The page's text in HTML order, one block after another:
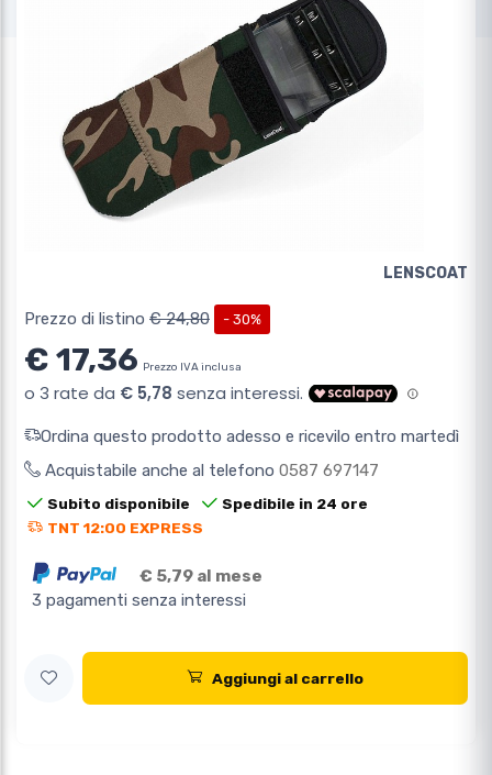
LENSCOAT
Prezzo di listino € 24,80 - 30%
€ 17,36 Prezzo IVA inclusa
Ordina questo prodotto adesso e ricevilo entro martedì
Acquistabile anche al telefono 0587 697147
Subito disponibile
Spedibile in 24 ore
TNT 12:00 EXPRESS
€ 5,79 al mese
3 pagamenti senza interessi
Aggiungi al carrello